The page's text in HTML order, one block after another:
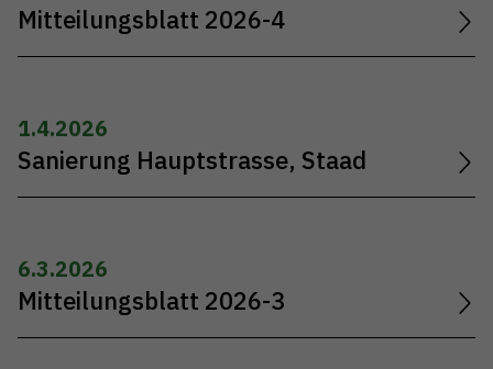
Mitteilungsblatt 2026-4
1.4.2026
Sanierung Hauptstrasse, Staad
6.3.2026
Mitteilungsblatt 2026-3